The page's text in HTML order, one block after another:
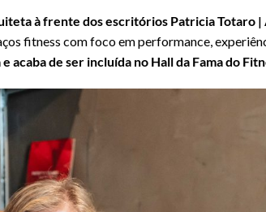
à frente dos escritórios Patricia Totaro
fitness com foco em performance,
acaba de ser incluída no Hall da Fama do